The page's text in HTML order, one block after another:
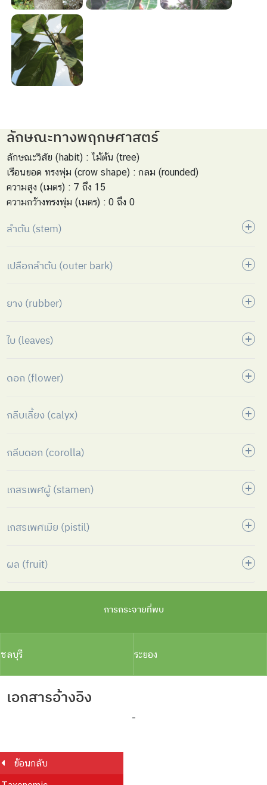
ลักษณะทางพฤกษศาสตร์
ลักษณะวิสัย (habit) : ไม้ต้น (tree)
เรือนยอด ทรงพุ่ม (crow shape) : กลม (rounded)
ความสูง (เมตร) : 7 ถึง 15
ความกว้างทรงพุ่ม (เมตร) : 0 ถึง 0
ลำต้น (stem)
เปลือกลำต้น (outer bark)
ยาง (rubber)
ใบ (leaves)
ดอก (flower)
กลีบเลี้ยง (calyx)
กลีบดอก (corolla)
เกสรเพศผู้ (stamen)
เกสรเพศเมีย (pistil)
ผล (fruit)
การกระจายที่พบ
ชลบุรี ระยอง
เอกสารอ้างอิง
-
ย้อนกลับ